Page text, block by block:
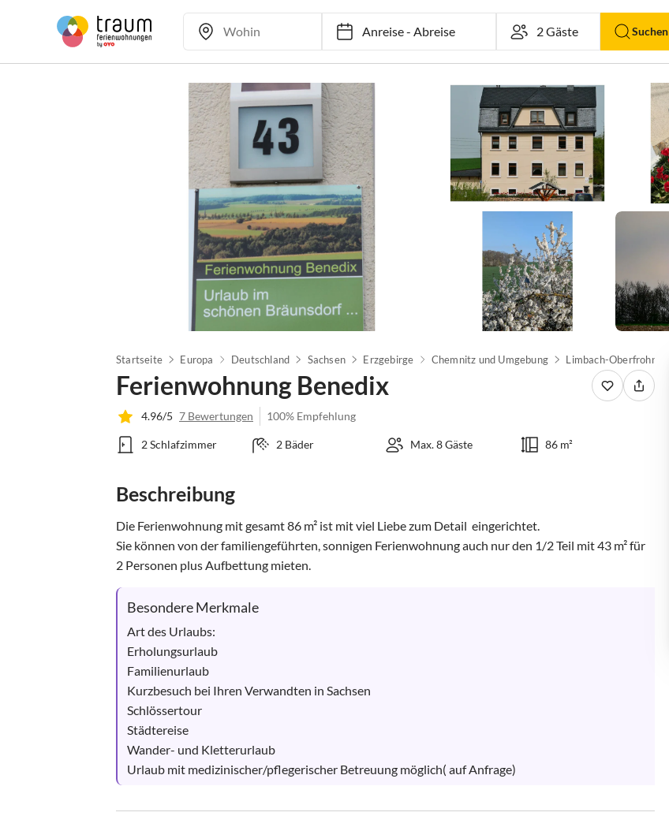
Anreise-Abreise Suchen
Startseite Europa Deutschland Sachsen Erzgebirge Chemnitz und Umgebung Limbach-Oberfrohna
Ferienwohnung Benedix
4.96/5 7 Bewertungen 100% Empfehlung
2 Schlafzimmer 2 Bäder Max. 8 Gäste 86 m²
Beschreibung
Die Ferienwohnung mit gesamt 86 m² ist mit viel Liebe zum Detail  eingerichtet.
Sie können von der familiengeführten, sonnigen Ferienwohnung auch nur den 1/2 Teil mit 43 m² für
2 Personen plus Aufbettung mieten.
Besondere Merkmale
Art des Urlaubs:
Erholungsurlaub
Familienurlaub
Kurzbesuch bei Ihren Verwandten in Sachsen
Schlössertour
Städtereise
Wander- und Kletterurlaub
Urlaub mit medizinischer/pflegerischer Betreuung möglich( auf Anfrage)